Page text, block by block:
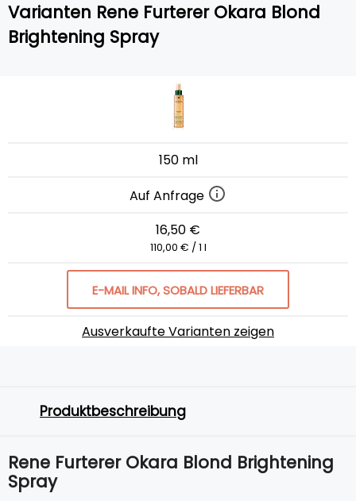
Varianten Rene Furterer Okara Blond
Brightening Spray
150 ml
Auf Anfrage
16,50 €
110,00 € / 1 l
E-MAIL INFO, SOBALD LIEFERBAR
Ausverkaufte Varianten zeigen
Produktbeschreibung
Rene Furterer Okara Blond Brightening
Spray